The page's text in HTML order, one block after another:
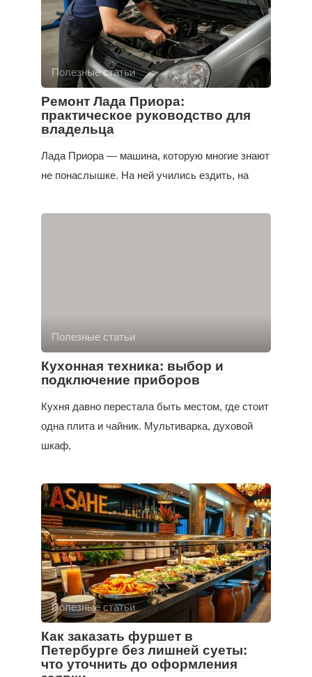
Полезные статьи
Ремонт Лада Приора:
практическое руководство для
владельца
Лада Приора — машина, которую многие знают
не понаслышке. На ней учились ездить, на
Полезные статьи
Кухонная техника: выбор и
подключение приборов
Кухня давно перестала быть местом, где стоит
одна плита и чайник. Мультиварка, духовой
шкаф,
Полезные статьи
Как заказать фуршет в
Петербурге без лишней суеты:
что уточнить до оформления